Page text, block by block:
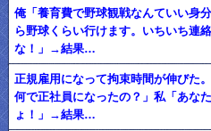
俺「養育費で野球観戦なんていい身
ら野球くらい行けます。いちいち連
な！」→結果…
正規雇用になって拘束時間が伸びた
何で正社員になったの？」私「あな
ょ！」→結果…